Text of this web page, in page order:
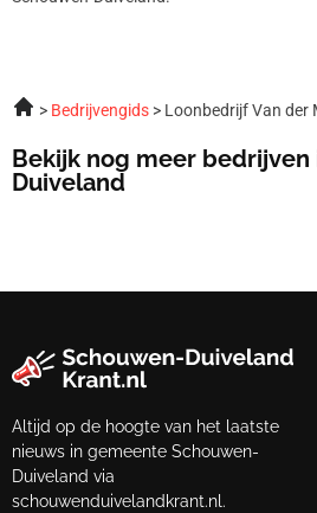
Bedrijvengids Loonbedrijf Van der
Bekijk nog meer bedrijven
Duiveland
Altijd op de hoogte van het laatste
nieuws in gemeente Schouwen-
Duiveland via
schouwenduivelandkrant.nl.